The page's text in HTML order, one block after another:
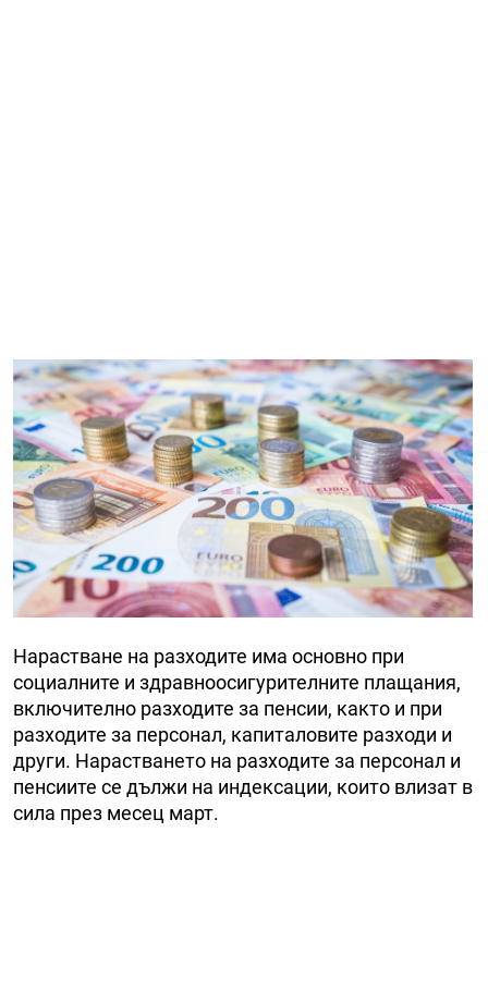
Нарастване на разходите има основно при
социалните и здравноосигурителните плащания,
включително разходите за пенсии, както и при
разходите за персонал, капиталовите разходи и
други. Нарастването на разходите за персонал и
пенсиите се дължи на индексации, които влизат в
сила през месец март.